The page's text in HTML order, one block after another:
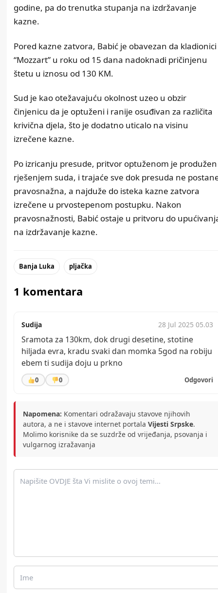
godine, pa do trenutka stupanja na izdržavanje
kazne.
Pored kazne zatvora, Babić je obavezan da kladionici
“Mozzart” u roku od 15 dana nadoknadi pričinjenu
štetu u iznosu od 130 KM.
Sud je kao otežavajuću okolnost uzeo u obzir
činjenicu da je optuženi i ranije osuđivan za različita
krivična djela, što je dodatno uticalo na visinu
izrečene kazne.
Po izricanju presude, pritvor optuženom je produžen
rješenjem suda, i trajaće sve dok presuda ne
pravosnažna, a najduže do isteka kazne zatvora
izrečene u prvostepenom postupku. Nakon
pravosnažnosti, Babić ostaje u pritvoru do
na izdržavanje kazne.
Banja Luka pljačka
1 komentara
Sudija 28 Jul 2025 05.03
Sramota za 130km, dok drugi desetine, stotine
hiljada evra, kradu svaki dan momka 5god na robiju
ebem ti sudija doju u prkno
0 0 Odgovori
Napomena: Komentari odražavaju stavove njihovih
autora, a ne i stavove internet portala Vijesti Srpske.
Molimo korisnike da se suzdrže od vrijeđanja, psovanja i
vulgarnog izražavanja